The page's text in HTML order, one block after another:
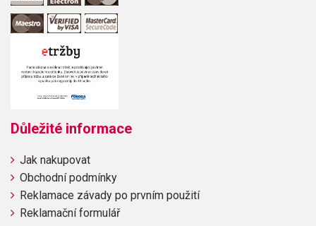
Důležité informace
Jak nakupovat
Obchodní podmínky
Reklamace závady po prvním použití
Reklamační formulář